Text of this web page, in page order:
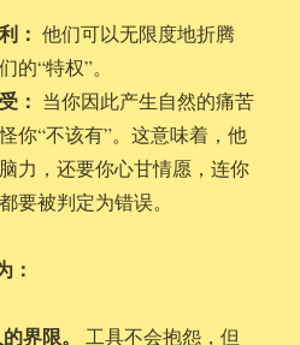
： 他们可以无限度地折腾
的“特权”。
： 当你因此产生自然的痛苦
你“不该有”。这意味着，他
力，还要你心甘情愿，连你
要被判定为错误。
：
界限。
工具不会抱怨，但